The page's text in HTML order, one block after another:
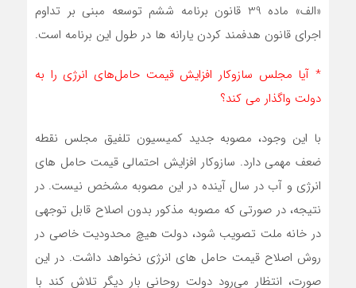
«الف» ماده 39 قانون برنامه ششم توسعه مبنی بر تداوم
اجرای قانون هدفمند کردن یارانه ها در طول این برنامه است.
* آیا مجلس سازوکار افزایش قیمت حامل‌های انرژی را به
دولت واگذار می کند؟
با این وجود، مصوبه جدید کمیسیون تلفیق مجلس نقطه
ضعف مهمی دارد. سازوکار افزایش احتمالی قیمت حامل های
انرژی و آب در سال آینده در این مصوبه مشخص نیست. در
نتیجه، در صورتی که مصوبه مذکور بدون اصلاح قابل توجهی
در خانه ملت تصویب شود، دولت هیچ محدودیت خاصی در
روش اصلاح قیمت حامل های انرژی نخواهد داشت. در این
صورت، انتظار می‌رود دولت روحانی بار دیگر تلاش کند با